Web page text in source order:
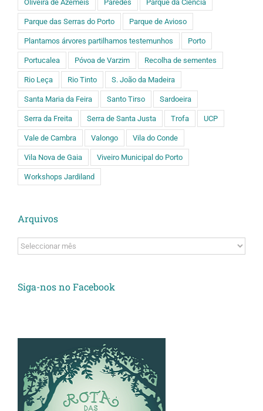
Oliveira de Azeméis Paredes Parque da Ciência
Parque das Serras do Porto Parque de Avioso
Plantamos árvores partilhamos testemunhos Porto
Portucalea Póvoa de Varzim Recolha de sementes
Rio Leça Rio Tinto S. João da Madeira
Santa Maria da Feira Santo Tirso Sardoeira
Serra da Freita Serra de Santa Justa Trofa UCP
Vale de Cambra Valongo Vila do Conde
Vila Nova de Gaia Viveiro Municipal do Porto
Workshops Jardiland
Arquivos
Arquivos
Siga-nos no Facebook